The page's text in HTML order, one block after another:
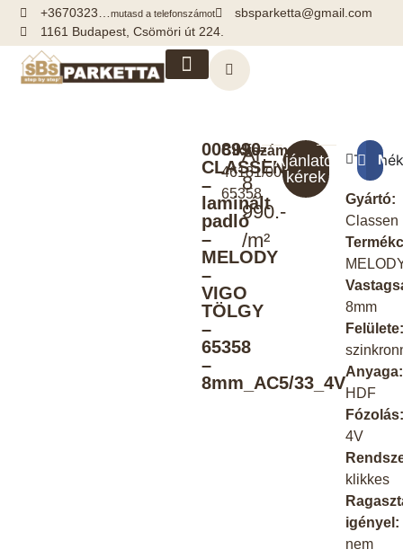
+3670323…mutasd a telefonszámot
sbsparketta@gmail.com
1161 Budapest, Csömöri út 224.
008990-
CLASSEN
–
laminált
padló
–
MELODY
–
VIGO
TÖLGY
–
65358
–
8mm_AC5/33_4V
Cikkszám:
46181/0010-
65358
Ár:
8
990.-
/m²
Ajánlatot
kérek
Gyártó:
Classen
8mm
Anyaga:
HDF
4V
klikkes
igényel:
nem